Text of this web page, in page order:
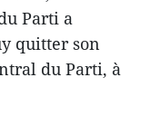
Parti a
quitter son
du Parti, à